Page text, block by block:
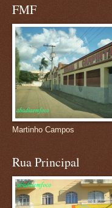
FMF
Martinho Campos
Rua Principal